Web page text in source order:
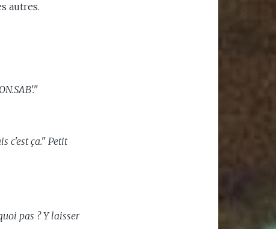
autres.
c'est ça." Petit
pas ? Y laisser